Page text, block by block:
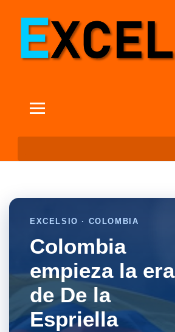
EXCELSIO · COLOMBIA
Colombia
empieza la era
de De la
Espriella